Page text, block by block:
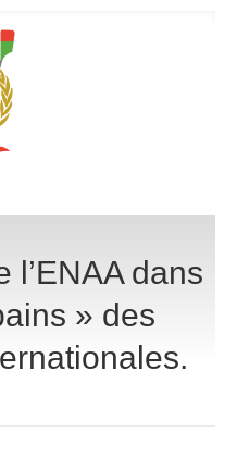
l’ENAA dans
» des